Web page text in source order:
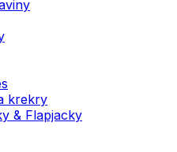
krekry
& Flapjacky